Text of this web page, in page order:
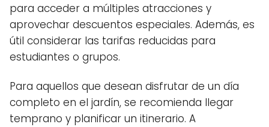
para acceder a múltiples atracciones y
aprovechar descuentos especiales. Además, es
útil considerar las tarifas reducidas para
estudiantes o grupos.
Para aquellos que desean disfrutar de un día
completo en el jardín, se recomienda llegar
temprano y planificar un itinerario. A